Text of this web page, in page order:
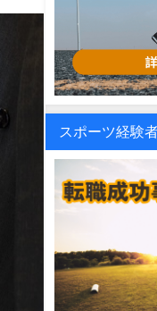
スポーツ経験